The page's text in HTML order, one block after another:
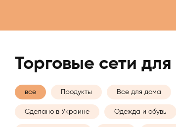
Торговые сети
все Продукты Все для дома
Сделано в Украине Одежда и обувь